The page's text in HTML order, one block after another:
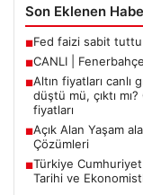
Son Eklenen
■Fed faizi sabit tuttu
■CANLI |
■Altın fiyatları canlı
düştü mü, çıktı
fiyatları
■Açık Alan Yaşam
Çözümleri
■Türkiye Cumhuriyet
Tarihi ve